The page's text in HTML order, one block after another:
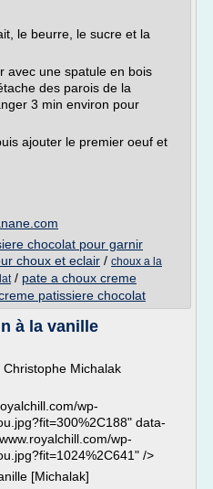
le beurre, le sucre et la
avec une spatule en bois
des parois de la
3 min environ pour
ajouter le premier oeuf et
chocolat pour garnir
choux et eclair / choux a la
/ pate a choux creme
patissiere chocolat
à la vanille
Michalak
wp-
data-
wp-
/>
[Michalak]